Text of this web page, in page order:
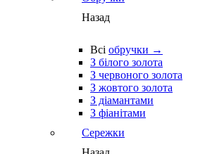
Назад
Всі обручки →
З білого золота
З червоного золота
З жовтого золота
З діамантами
З фіанітами
Сережки